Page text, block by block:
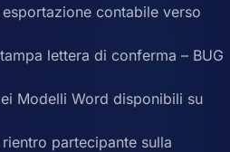
contabile verso
lettera di conferma – BUG
Modelli Word disponibili su
partecipante sulla